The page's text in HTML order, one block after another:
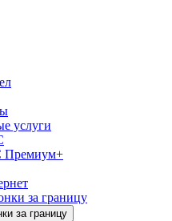
услуги
Премиум+
за границу
за границу